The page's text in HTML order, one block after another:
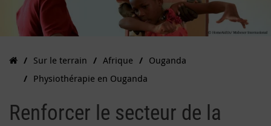
Sur le terrain Afrique
Ouganda
Physiothérapie en Ouganda
Renforcer le secteur de la